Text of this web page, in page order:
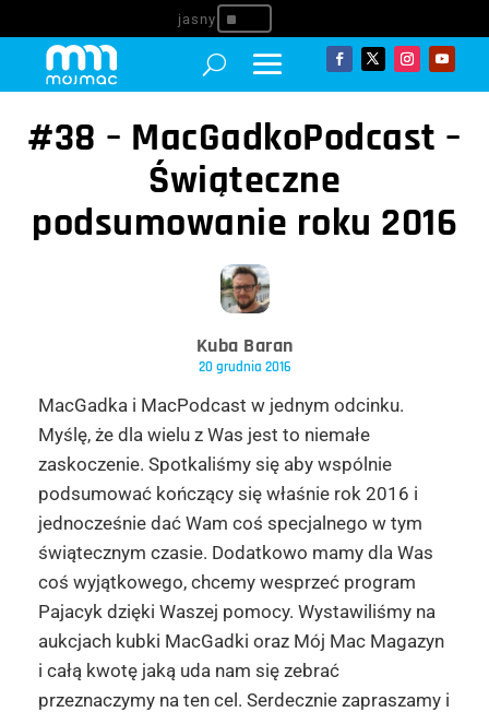
^
#38 – MacGadkoPodcast –
Świąteczne
podsumowanie roku 2016
Kuba Baran
20 grudnia 2016
MacGadka i MacPodcast w jednym odcinku.
Myślę, że dla wielu z Was jest to niemałe
zaskoczenie. Spotkaliśmy się aby wspólnie
podsumować kończący się właśnie rok 2016 i
jednocześnie dać Wam coś specjalnego w tym
świątecznym czasie. Dodatkowo mamy dla Was
coś wyjątkowego, chcemy wesprzeć program
Pajacyk dzięki Waszej pomocy. Wystawiliśmy na
aukcjach kubki MacGadki oraz Mój Mac Magazyn
i całą kwotę jaką uda nam się zebrać
przeznaczymy na ten cel. Serdecznie zapraszamy i